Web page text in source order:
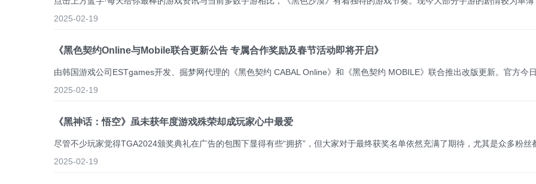
2025-02-19
《黑色契约Online与Mobile联合更新公告 专属合作奖励及春节活动即将开启》
2025-02-19
《黑神话：悟空》虽未获年度游戏殊荣却成玩家心中最爱
2025-02-19